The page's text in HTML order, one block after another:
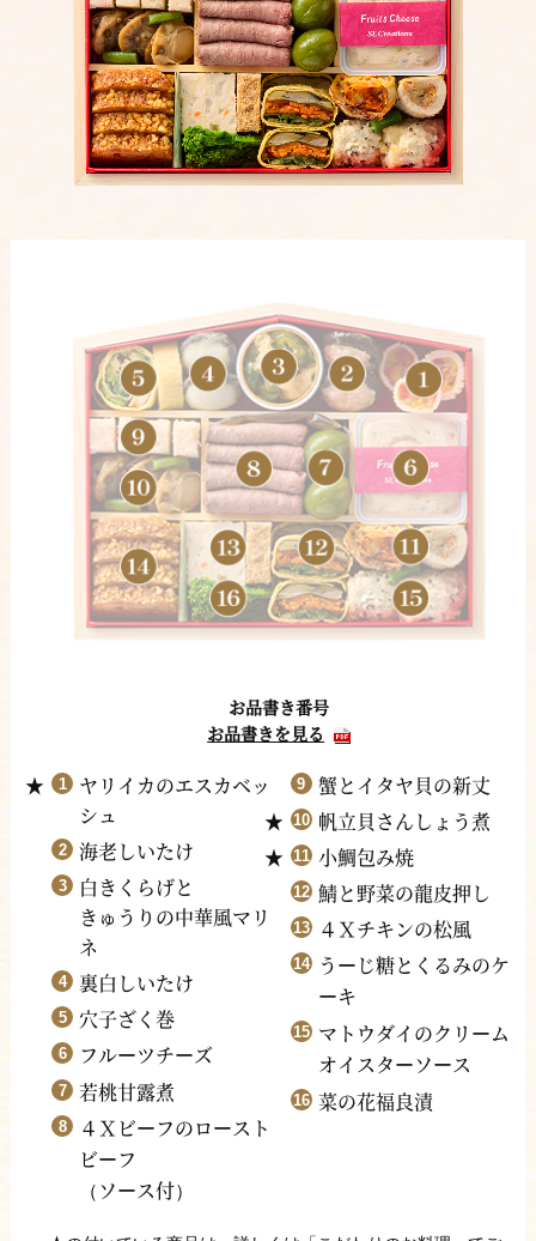
お品書き番号
お品書きを見る
ヤリイカのエスカベッ
シュ
海老しいたけ
白きくらげと
きゅうりの中華風マリ
ネ
裏白しいたけ
穴子ざく巻
フルーツチーズ
若桃甘露煮
４Ｘビー フのロースト
ビー フ
（ ソース付）
蟹とイタヤ貝の新丈
帆立貝さんしょう煮
小鯛包み焼
鯖と野菜の龍皮押し
４Ｘチキンの松風
う ー じ糖とくるみのケ
ーキ
マトウダイのクリ ーム
オイスターソース
菜の花福良漬